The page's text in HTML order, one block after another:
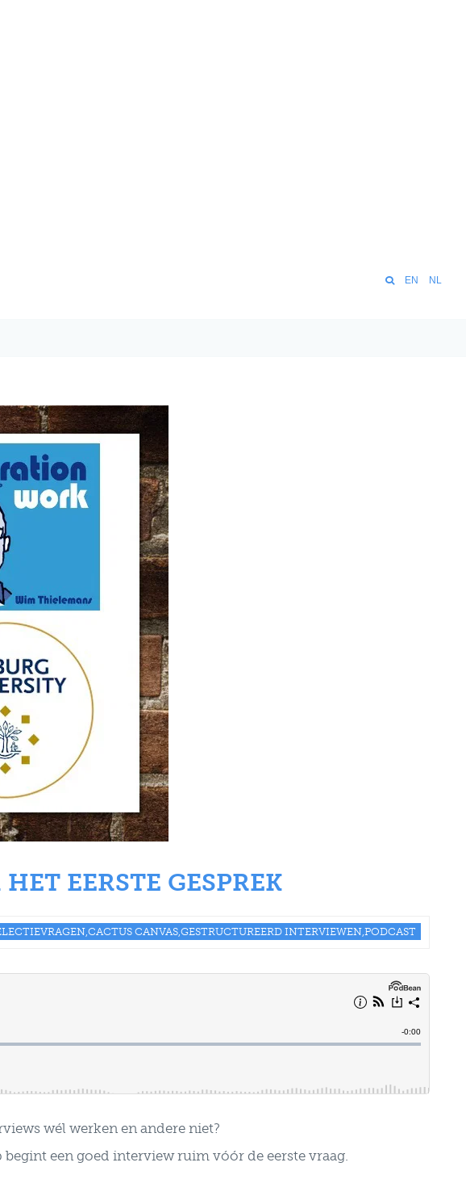
EN NL
EERSTE GESPREK
CANVAS,GESTRUCTUREERD INTERVIEWEN,PODCAST
wél werken en andere niet?
een goed interview ruim vóór de eerste vraag.